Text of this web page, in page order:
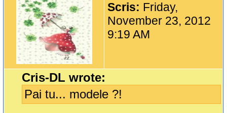
Scris: Friday,
November 23, 2012
9:19 AM
Cris-DL wrote:
Pai tu... modele ?!